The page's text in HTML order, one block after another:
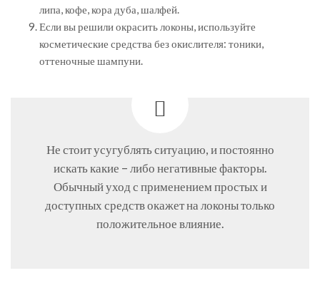
липа, кофе, кора дуба, шалфей.
Если вы решили окрасить локоны, используйте
косметические средства без окислителя: тоники,
оттеночные шампуни.
Не стоит усугублять ситуацию, и постоянно
искать какие – либо негативные факторы.
Обычный уход с применением простых и
доступных средств окажет на локоны только
положительное влияние.